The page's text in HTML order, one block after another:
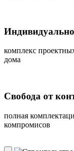
комплекс
дома
Свобода от
полная
компромисов